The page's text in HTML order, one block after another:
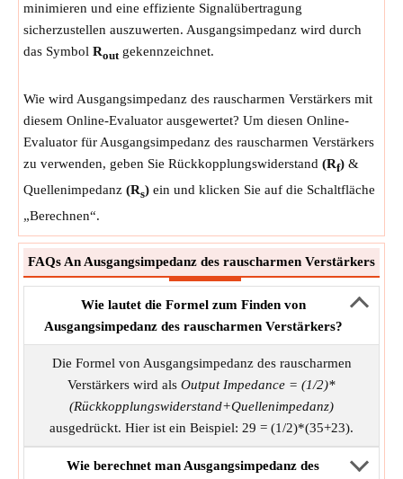
minimieren und eine effiziente Signalübertragung
sicherzustellen auszuwerten. Ausgangsimpedanz wird durch
das Symbol Rout gekennzeichnet.
Wie wird Ausgangsimpedanz des rauscharmen Verstärkers mit
diesem Online-Evaluator ausgewertet? Um diesen Online-
Evaluator für Ausgangsimpedanz des rauscharmen Verstärkers
zu verwenden, geben Sie Rückkopplungswiderstand (Rf) &
Quellenimpedanz (Rs) ein und klicken Sie auf die Schaltfläche
„Berechnen“.
FAQs An Ausgangsimpedanz des rauscharmen Verstärkers
Wie lautet die Formel zum Finden von
Ausgangsimpedanz des rauscharmen Verstärkers?
Die Formel von Ausgangsimpedanz des rauscharmen
Verstärkers wird als Output Impedance = (1/2)*
(Rückkopplungswiderstand+Quellenimpedanz)
ausgedrückt. Hier ist ein Beispiel: 29 = (1/2)*(35+23).
Wie berechnet man Ausgangsimpedanz des